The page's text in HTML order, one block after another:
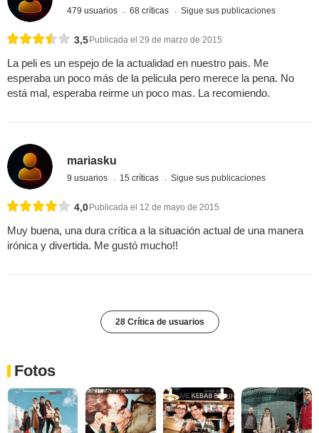
479 usuarios 68 críticas Sigue sus publicaciones
3,5 Publicada el 29 de marzo de 2015
La peli es un espejo de la actualidad en nuestro pais. Me
esperaba un poco más de la pelicula pero merece la pena. No
está mal, esperaba reirme un poco mas. La recomiendo.
mariasku
9 usuarios 15 críticas Sigue sus publicaciones
4,0 Publicada el 12 de mayo de 2015
Muy buena, una dura crítica a la situación actual de una manera
irónica y divertida. Me gustó mucho!!
28 Crítica de usuarios
Fotos